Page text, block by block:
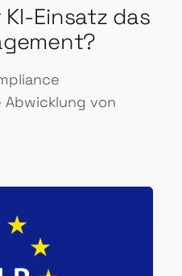
Einsatz das
von